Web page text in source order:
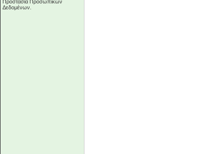
Προστασία Προσωπικών
Δεδομένων.